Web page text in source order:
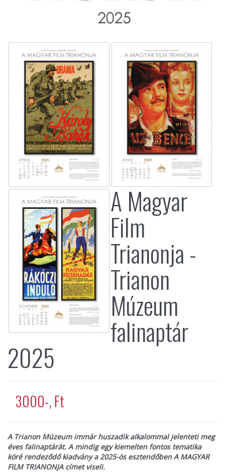
A Magyar
Film
Trianonja -
Trianon
Múzeum
falinaptár
2025
3000-, Ft
A Trianon Múzeum immár huszadik alkalommal jelenteti meg
éves falinaptárát. A mindig egy kiemelten fontos tematika
köré rendeződő kiadvány a 2025-ös esztendőben A MAGYAR
FILM TRIANONJA címet viseli.